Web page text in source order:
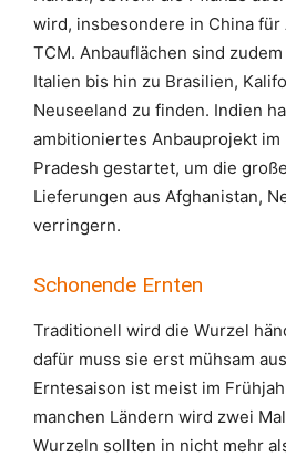
wird, insbesondere in China
TCM. Anbauflächen sind
Italien bis hin zu Brasilien,
Neuseeland zu finden. Indien
ambitioniertes Anbauprojekt im
Pradesh gestartet, um die
Lieferungen aus Afghanistan,
verringern.
Schonende Ernten
Traditionell wird die Wurzel
dafür muss sie erst mühsam
Erntesaison ist meist im
manchen Ländern wird zwei
Wurzeln sollten in nicht mehr